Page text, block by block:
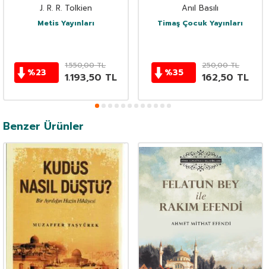
J. R. R. Tolkien
Metis Yayınları
%23
1.550,00TL
1.193,50 TL
Anıl Basılı
Timaş Çocuk Yayınları
%35
250,00TL
162,50 TL
Benzer Ürünler